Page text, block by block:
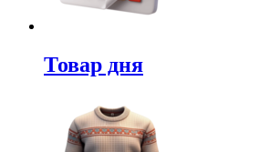
Товар дня